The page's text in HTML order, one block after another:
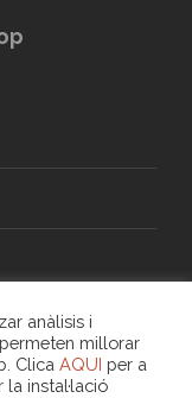
anàlisis i
millorar
Clica AQUI per a
instal·lació